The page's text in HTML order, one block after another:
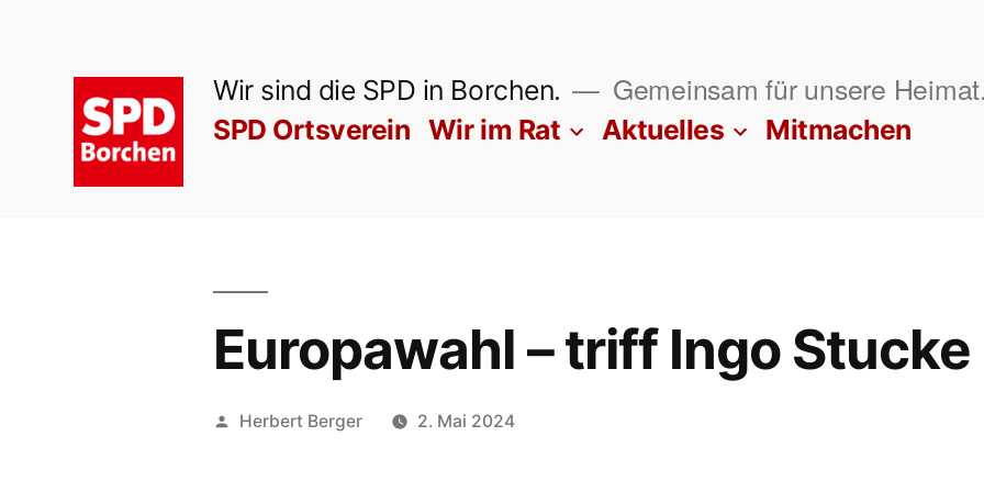
springen
Wir sind die SPD in Borchen. Gemeinsam für unsere
SPD Ortsverein Wir im Rat Aktuelles Mitmachen
Europawahl – triff Ingo Stucke
Veröffentlicht
Herbert Berger 2. Mai 2024